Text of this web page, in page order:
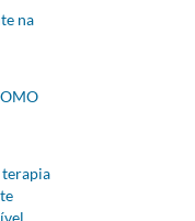
na
terapia